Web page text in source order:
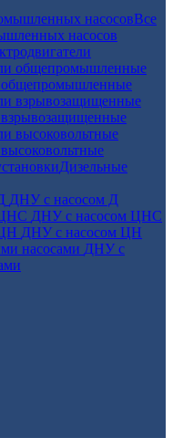
Все
насосов
общепромышленные
взрывозащищенные
Дизельные
ДНУ с насосом Д
ДНУ с насосом ЦНС
ДНУ с насосом ЦН
ДНУ с